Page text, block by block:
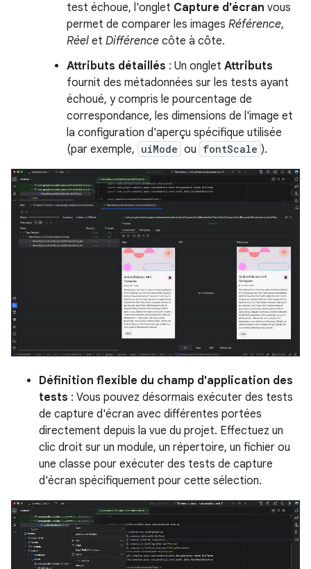
test échoue, l'onglet Capture d'écran vous
permet de comparer les images Référence,
Réel et Différence côte à côte.
Attributs détaillés : Un onglet Attributs
fournit des métadonnées sur les tests ayant
échoué, y compris le pourcentage de
correspondance, les dimensions de l'image et
la configuration d'aperçu spécifique utilisée
(par exemple, uiMode ou fontScale ).
Définition flexible du champ d'application des
tests : Vous pouvez désormais exécuter des tests
de capture d'écran avec différentes portées
directement depuis la vue du projet. Effectuez un
clic droit sur un module, un répertoire, un fichier ou
une classe pour exécuter des tests de capture
d'écran spécifiquement pour cette sélection.